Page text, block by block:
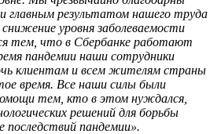
главным результатом нашего труда
уровня заболеваемости
тем, что в Сбербанке работают
пандемии наши сотрудники
клиентам и всем жителям страны
время. Все наши силы были
тем, кто в этом нуждался,
решений для борьбы
последствий пандемии».